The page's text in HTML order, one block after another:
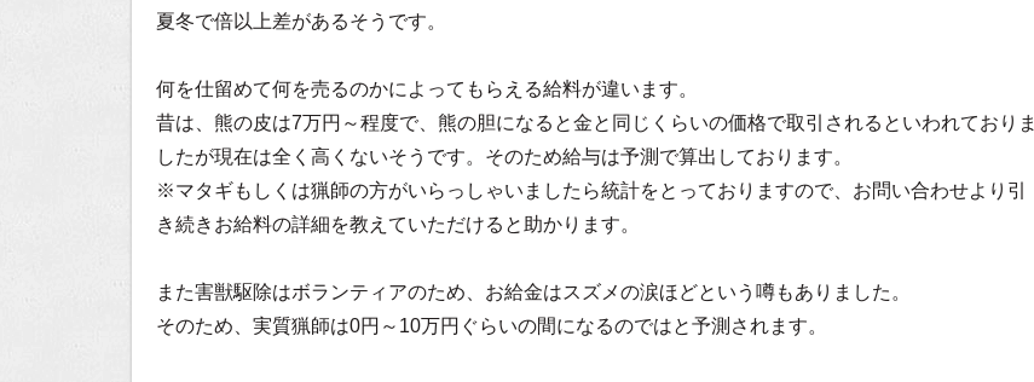
夏冬で倍以上差があるそうです。
何を仕留めて何を売るのかによってもらえる給料が違います。
昔は、熊の皮は7万円～程度で、熊の胆になると金と同じくらいの価格で取引されるといわれておりま
したが現在は全く高くないそうです。そのため給与は予測で算出しております。
※マタギもしくは猟師の方がいらっしゃいましたら統計をとっておりますので、お問い合わせより引
き続きお給料の詳細を教えていただけると助かります。
また害獣駆除はボランティアのため、お給金はスズメの涙ほどという噂もありました。
そのため、実質猟師は0円～10万円ぐらいの間になるのではと予測されます。